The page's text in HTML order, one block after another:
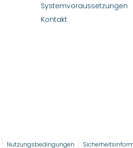
Systemvoraussetzungen
Kontakt
Nutzungsbedingungen